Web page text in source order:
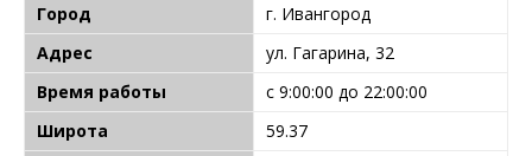
Город
г. Ивангород
Адрес
ул. Гагарина, 32
Время работы
с 9:00:00 до 22:00:00
Широта
59.37